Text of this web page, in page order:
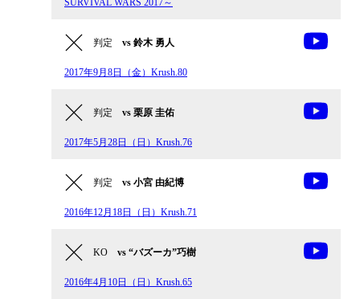
SURVIVAL WARS 2017～
判定 vs 鈴木 勇人
2017年9月8日（金）Krush.80
判定 vs 栗原 圭佑
2017年5月28日（日）Krush.76
判定 vs 小宮 由紀博
2016年12月18日（日）Krush.71
KO vs “バズーカ”巧樹
2016年4月10日（日）Krush.65